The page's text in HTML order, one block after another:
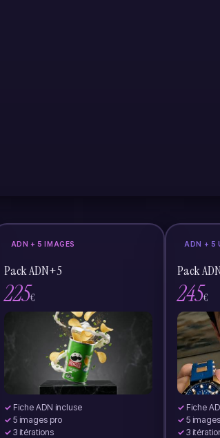
ADN + 5 IMAGES
Pack ADN+5
225€
Fiche ADN incluse
5 images pro
3 itérations
ADN + 5
Pack
245€
Fiche
5
3